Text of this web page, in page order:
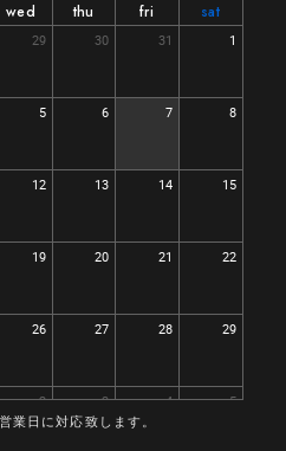
wed thu fri sat
29 30 31 1
5 6 7 8
12 13 14 15
19 20 21 22
26 27 28 29
2 3 4 5
業日に対応致します。